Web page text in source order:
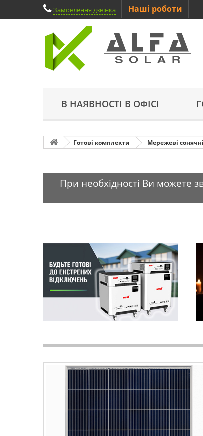
Замовлення дзвінка Наші роботи
В НАЯВНОСТІ В ОФІСІ
Готові комплекти Мережеві
При необхідності Ви можете